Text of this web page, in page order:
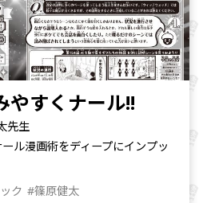
やすくナール!!
先生
ル漫画術をディープにインプッ
ク #篠原健太